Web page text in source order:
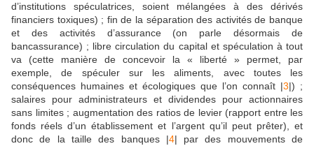
d’institutions spéculatrices, soient mélangées à des dérivés
financiers toxiques) ; fin de la séparation des activités de banque
et des activités d’assurance (on parle désormais de
bancassurance) ; libre circulation du capital et spéculation à tout
va (cette manière de concevoir la « liberté » permet, par
exemple, de spéculer sur les aliments, avec toutes les
conséquences humaines et écologiques que l’on connaît |3|) ;
salaires pour administrateurs et dividendes pour actionnaires
sans limites ; augmentation des ratios de levier (rapport entre les
fonds réels d’un établissement et l’argent qu’il peut prêter), et
donc de la taille des banques |4| par des mouvements de